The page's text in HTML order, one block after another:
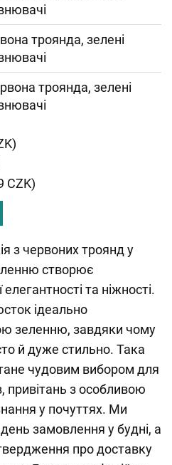
троянда, зелені
троянда, зелені
CZK)
з червоних троянд у
створює
та ніжності.
ідеально
зеленню, завдяки чому
й дуже стильно. Така
чудовим вибором для
привітань з особливою
у почуттях. Ми
замовлення у будні, а
про доставку